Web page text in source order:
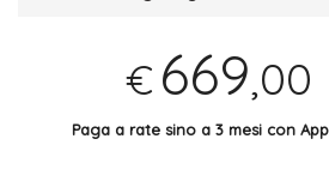
€ 669,00
Paga a rate sino a 3 mesi con